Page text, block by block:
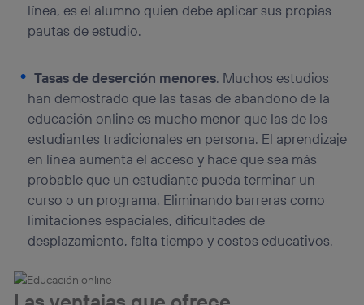
línea, es el alumno quien debe aplicar sus propias
pautas de estudio.
Tasas de deserción menores. Muchos estudios
han demostrado que las tasas de abandono de la
educación online es mucho menorque las de los
estudiantes tradicionales en persona. El aprendizaje
en línea aumenta el acceso y hace que sea más
probable que un estudiante pueda terminar un
curso o un programa. Eliminando barreras como
limitaciones espaciales, dificultades de
desplazamiento, falta tiempo y costos educativos.